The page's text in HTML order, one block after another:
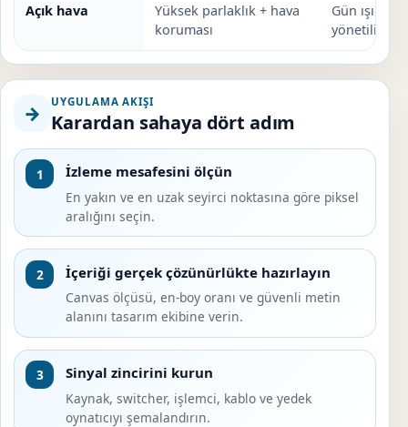
Açık hava
Yüksek parlaklık + hava
koruması
Gün ışığı
yönetilir.
→ UYGULAMA AKIŞI
Karardan sahaya dört adım
1 İzleme mesafesini ölçün
En yakın ve en uzak seyirci noktasına göre piksel
aralığını seçin.
2 İçeriği gerçek çözünürlükte hazırlayın
Canvas ölçüsü, en-boy oranı ve güvenli metin
alanını tasarım ekibine verin.
3 Sinyal zincirini kurun
Kaynak, switcher, işlemci, kablo ve yedek
oynatıcıyı şemalandırın.